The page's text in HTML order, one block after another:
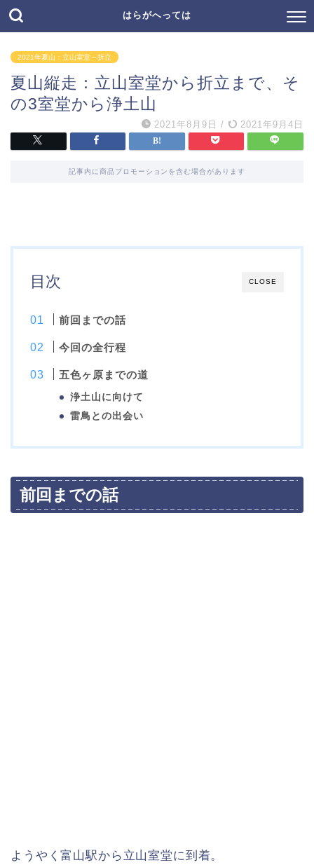
はらがへっては
2021年夏山：立山室堂～折立
夏山縦走：立山室堂から折立まで、そ
の3室堂から浄土山
2021年8月9日 / 2021年9月4日
記事内に商品プロモーションを含む場合があります
CLOSE
目次
前回までの話
今回の全行程
五色ヶ原までの道
浄土山に向けて
雷鳥との出会い
前回までの話
ようやく富山駅から立山室堂に到着。